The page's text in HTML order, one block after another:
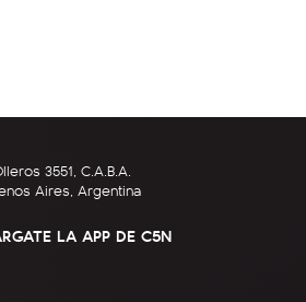
3551, C.A.B.A.
Aires, Argentina
LA APP DE C5N